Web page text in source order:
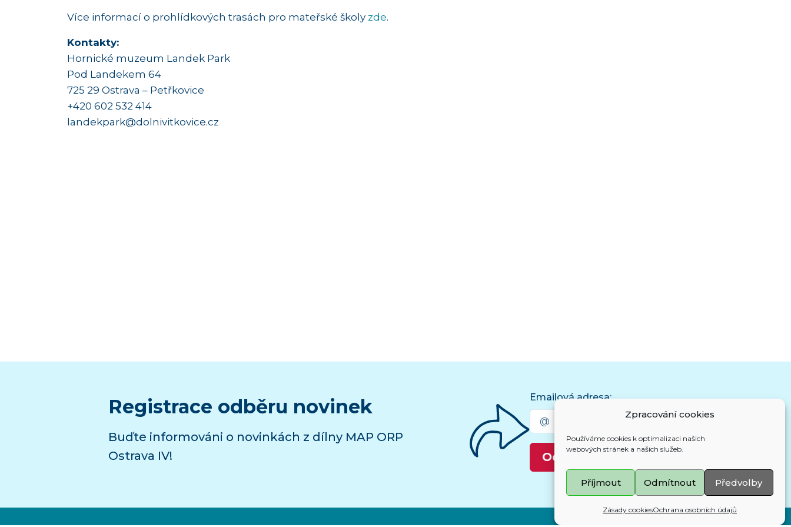
Zpracování cookies
Používáme cookies k optimalizaci našich
webových stránek a našich služeb.
Příjmout Odmítnout Předvolby
Zásady cookiesOchrana osobních údajů
Více informací o prohlídkových trasách pro mateřské školy zde.
Kontakty:
Hornické muzeum Landek Park
Pod Landekem 64
725 29 Ostrava – Petřkovice
+420 602 532 414
landekpark@dolnivitkovice.cz
Registrace odběru novinek
Buďte informováni o novinkách z dílny MAP ORP
Ostrava IV!
Emailová adresa:
Odebírat novinky